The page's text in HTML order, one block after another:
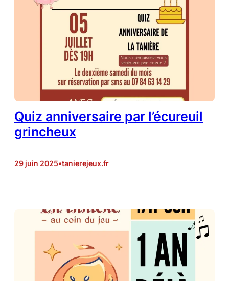
Quiz anniversaire par l’écureuil
grincheux
29 juin 2025•tanierejeux.fr